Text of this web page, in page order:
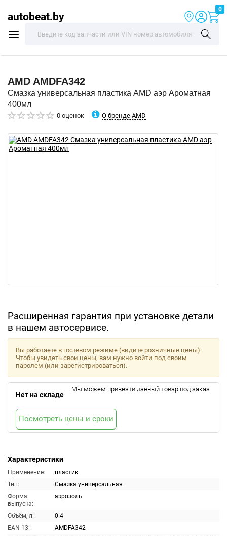
autobeat.by
0
AMD AMDFA342
Смазка универсальная пластика AMD аэр Ароматная
400мл
0 оценок О бренде AMD
Расширенная гарантия при установке детали
в нашем автосервисе.
Характеристики
Применение:
пластик
Тип:
Смазка универсальная
Форма
выпуска:
аэрозоль
Объём, л:
0.4
EAN-13:
AMDFA342
Вы работаете в гостевом режиме (видите розничные цены).
Чтобы увидеть свои цены, вам нужно войти под своим
паролем (или зарегистрироваться).
Нет на складе
Мы можем привезти данный товар под заказ.
Посмотреть цены и сроки